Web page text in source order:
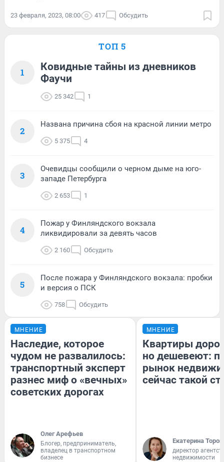
23 февраля, 2023, 08:00 417 Обсудить
ТОП 5
1
Ковидные тайны из дневников
Фаучи
25 342 1
2
Названа причина сбоя на красной линии метро
5 375 4
3
Очевидцы сообщили о черном дыме на юго-
западе Петербурга
2 653 1
4
Пожар у Финляндского вокзала
ликвидировали за девять часов
2 160 Обсудить
5
После пожара у Финляндского вокзала: пробки
и версия о ПСК
758 Обсудить
МНЕНИЕ
Наследие, которое
чудом не развалилось:
транспортный эксперт
разнес миф о «вечных»
советских дорогах
Олег Арефьев
Блогер, предприниматель,
владелец в транспортном
бизнесе
МНЕНИЕ
Квартиры
но дешевеют:
рынок
сейчас такой
Екатерина
директор
недвижимости